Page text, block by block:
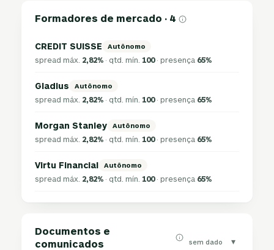
Formadores de mercado · 4
CREDIT SUISSE Autônomo
spread máx. 2,82% · qtd. mín.100· presença 65%
Gladius Autônomo
spread máx. 2,82% · qtd. mín.100· presença 65%
Morgan Stanley Autônomo
spread máx. 2,82% · qtd. mín.100· presença 65%
Virtu Financial Autônomo
spread máx. 2,82% · qtd. mín.100· presença 65%
Documentos e
comunicados
sem dado ▾